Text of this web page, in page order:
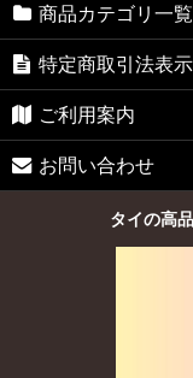
商品カテゴリ一覧
特定商取引法表示
ご利用案内
お問い合わせ
タイの高